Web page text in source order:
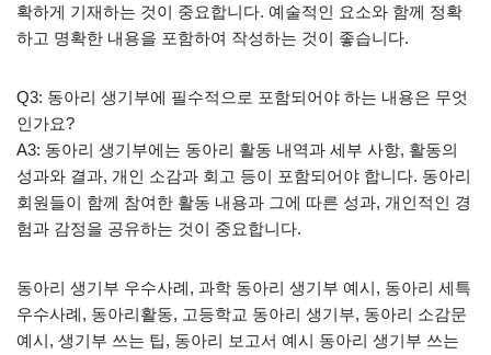
확하게 기재하는 것이 중요합니다. 예술적인 요소와 함께 정확
하고 명확한 내용을 포함하여 작성하는 것이 좋습니다.
Q3: 동아리 생기부에 필수적으로 포함되어야 하는 내용은 무엇
인가요?
A3: 동아리 생기부에는 동아리 활동 내역과 세부 사항, 활동의
성과와 결과, 개인 소감과 회고 등이 포함되어야 합니다. 동아리
회원들이 함께 참여한 활동 내용과 그에 따른 성과, 개인적인 경
험과 감정을 공유하는 것이 중요합니다.
동아리 생기부 우수사례, 과학 동아리 생기부 예시, 동아리 세특
우수사례, 동아리활동, 고등학교 동아리 생기부, 동아리 소감문
예시, 생기부 쓰는 팁, 동아리 보고서 예시 동아리 생기부 쓰는